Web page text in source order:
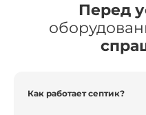
Перед
Как работает септик?